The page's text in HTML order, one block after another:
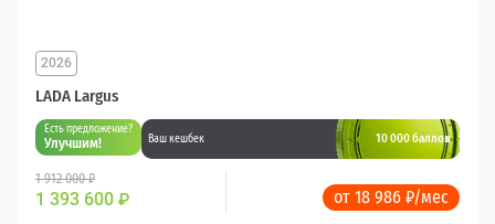
LADA Largus
2026
Есть предложение?
Улучшим! Ваш кешбек 10 000 баллов
1 912 000 ₽
1 393 600 ₽ от 18 986 ₽/мес